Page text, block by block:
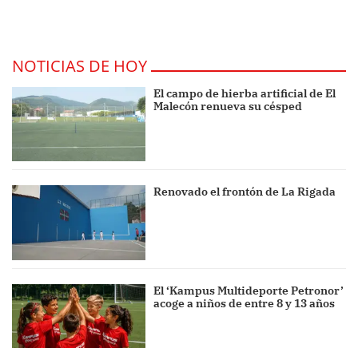
NOTICIAS DE HOY
El campo de hierba artificial de El
Malecón renueva su césped
Renovado el frontón de La Rigada
El ‘Kampus Multideporte Petronor’
acoge a niños de entre 8 y 13 años